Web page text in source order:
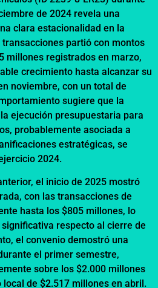
de 2024 revela una
clara estacionalidad en la
partió con montos
millones registrados en marzo,
crecimiento hasta alcanzar su
noviembre, con un total de
sugiere que la
ejecución presupuestaria para
probablemente asociada a
estratégicas, se
2024.
el inicio de 2025 mostró
con las transacciones de
hasta los $805 millones, lo
respecto al cierre de
el convenio demostró una
el primer semestre,
sobre los $2.000 millones
de $2.517 millones en abril.